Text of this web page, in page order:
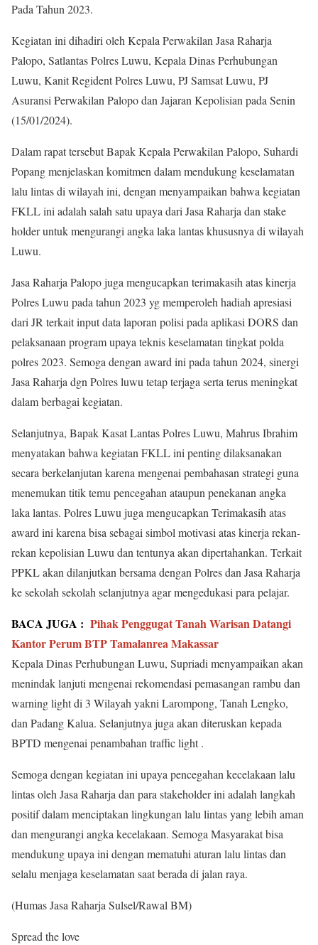
Pada Tahun 2023.
Kegiatan ini dihadiri oleh Kepala Perwakilan Jasa Raharja
Palopo, Satlantas Polres Luwu, Kepala Dinas Perhubungan
Luwu, Kanit Regident Polres Luwu, PJ Samsat Luwu, PJ
Asuransi Perwakilan Palopo dan Jajaran Kepolisian pada Senin
(15/01/2024).
Dalam rapat tersebut Bapak Kepala Perwakilan Palopo, Suhardi
Popang menjelaskan komitmen dalam mendukung keselamatan
lalu lintas di wilayah ini, dengan menyampaikan bahwa kegiatan
FKLL ini adalah salah satu upaya dari Jasa Raharja dan stake
holder untuk mengurangi angka laka lantas khususnya di wilayah
Luwu.
Jasa Raharja Palopo juga mengucapkan terimakasih atas kinerja
Polres Luwu pada tahun 2023 yg memperoleh hadiah apresiasi
dari JR terkait input data laporan polisi pada aplikasi DORS dan
pelaksanaan program upaya teknis keselamatan tingkat polda
polres 2023. Semoga dengan award ini pada tahun 2024, sinergi
Jasa Raharja dgn Polres luwu tetap terjaga serta terus meningkat
dalam berbagai kegiatan.
Selanjutnya, Bapak Kasat Lantas Polres Luwu, Mahrus Ibrahim
menyatakan bahwa kegiatan FKLL ini penting dilaksanakan
secara berkelanjutan karena mengenai pembahasan strategi guna
menemukan titik temu pencegahan ataupun penekanan angka
laka lantas. Polres Luwu juga mengucapkan Terimakasih atas
award ini karena bisa sebagai simbol motivasi atas kinerja rekan-
rekan kepolisian Luwu dan tentunya akan dipertahankan. Terkait
PPKL akan dilanjutkan bersama dengan Polres dan Jasa Raharja
ke sekolah sekolah selanjutnya agar mengedukasi para pelajar.
BACA JUGA : Pihak Penggugat Tanah Warisan Datangi
Kantor Perum BTP Tamalanrea Makassar
Kepala Dinas Perhubungan Luwu, Supriadi menyampaikan akan
menindak lanjuti mengenai rekomendasi pemasangan rambu dan
warning light di 3 Wilayah yakni Larompong, Tanah Lengko,
dan Padang Kalua. Selanjutnya juga akan diteruskan kepada
BPTD mengenai penambahan traffic light .
Semoga dengan kegiatan ini upaya pencegahan kecelakaan lalu
lintas oleh Jasa Raharja dan para stakeholder ini adalah langkah
positif dalam menciptakan lingkungan lalu lintas yang lebih aman
dan mengurangi angka kecelakaan. Semoga Masyarakat bisa
mendukung upaya ini dengan mematuhi aturan lalu lintas dan
selalu menjaga keselamatan saat berada di jalan raya.
(Humas Jasa Raharja Sulsel/Rawal BM)
Spread the love